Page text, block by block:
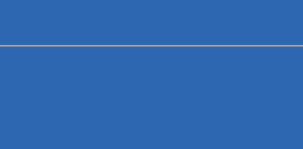
Seçim Formları